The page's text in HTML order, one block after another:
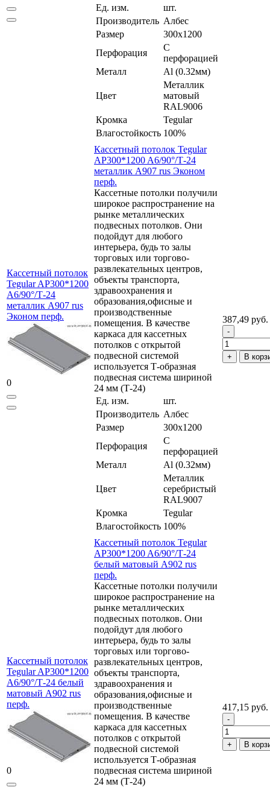
Ед. изм.
шт.
Производитель Албес
Размер
300x1200
Перфорация
С
перфорацией
Металл
Al (0.32мм)
Цвет
Металлик
матовый
RAL9006
Кромка
Tegular
Влагостойкость 100%
Кассетный потолок
Tegular AP300*1200
A6/90°/Т-24
металлик А907 rus
Эконом перф.
0
Кассетный потолок Tegular
AP300*1200 A6/90°/Т-24
металлик А907 rus Эконом
перф.
Кассетные потолки получили
широкое распространение на
рынке металлических
подвесных потолков. Они
подойдут для любого
интерьера, будь то залы
торговых или торгово-
развлекательных центров,
объекты транспорта,
здравоохранения и
образования,офисные и
производственные
помещения. В качестве
каркаса для кассетных
потолков с открытой
подвесной системой
используется Т-образная
подвесная система шириной
24 мм (Т-24)
Ед. изм.
шт.
Производитель Албес
Размер
300x1200
Перфорация
С
перфорацией
Металл
Al (0.32мм)
Цвет
Металлик
серебристый
RAL9007
Кромка
Tegular
Влагостойкость 100%
387,49 руб.
В
Кассетный потолок
Tegular AP300*1200
A6/90°/Т-24 белый
матовый А902 rus
перф.
0
Кассетный потолок Tegular
AP300*1200 A6/90°/Т-24
белый матовый А902 rus
перф.
Кассетные потолки получили
широкое распространение на
рынке металлических
подвесных потолков. Они
подойдут для любого
интерьера, будь то залы
торговых или торгово-
развлекательных центров,
объекты транспорта,
здравоохранения и
образования,офисные и
производственные
помещения. В качестве
каркаса для кассетных
потолков с открытой
подвесной системой
используется Т-образная
подвесная система шириной
24 мм (Т-24)
417,15 руб.
В